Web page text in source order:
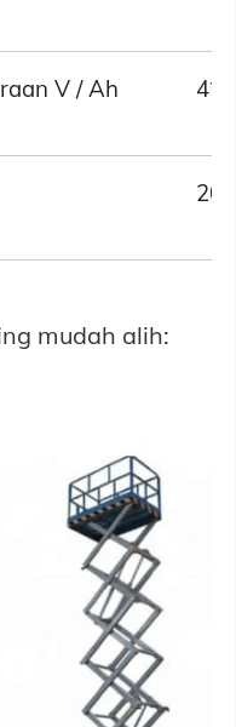
V / Ah
mudah alih: